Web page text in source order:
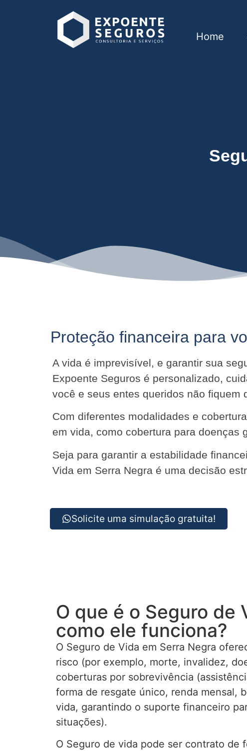
Home
Proteção financeira para
A vida é imprevisível, e garantir sua
Expoente Seguros é personalizado,
você e seus entes queridos não fiquem
Com diferentes modalidades e
em vida, como cobertura para doenças
Seja para garantir a estabilidade
Vida em Serra Negra é uma decisão
Solicite uma simulação gratuita!
O que é o Seguro de
como ele funciona?
O Seguro de Vida em Serra Negra
risco (por exemplo, morte, invalidez,
coberturas por sobrevivência
forma de resgate único, renda mensal,
vida, garantindo o suporte financeiro
situações).
O Seguro de vida pode ser contrato de